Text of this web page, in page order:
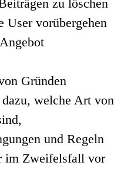
zu löschen
User vorübergehen
Gründen
welche Art von
und Regeln
im Zweifelsfall vor